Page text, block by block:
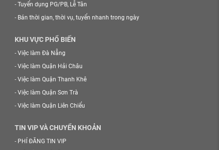
- Tuyển dụng PG/PB, Lễ Tân
- Bán thời gian, thời vụ, tuyển nhanh trong ngày
KHU VỰC PHỔ BIẾN
- Việc làm Đà Nẵng
- Việc làm Quận Hải Châu
- Việc làm Quận Thanh Khê
- Việc làm Quận Sơn Trà
- Việc làm Quận Liên Chiểu
TIN VIP VÀ CHUYỂN KHOẢN
- PHÍ ĐĂNG TIN VIP